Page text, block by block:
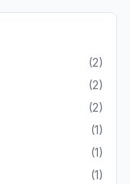
(2)
(2)
(2)
(1)
(1)
(1)